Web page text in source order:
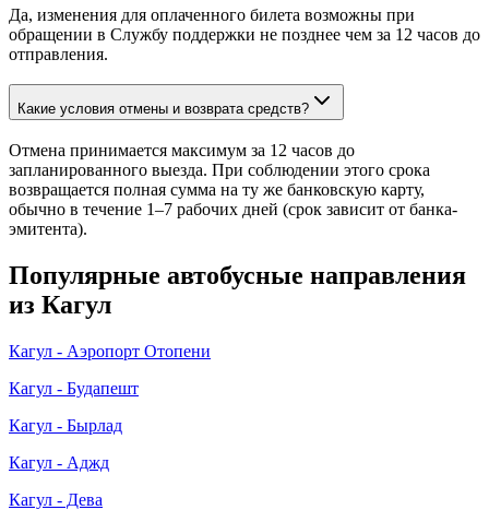
Да, изменения для оплаченного билета возможны при
обращении в Службу поддержки не позднее чем за 12 часов до
отправления.
Какие условия отмены и возврата средств?
Отмена принимается максимум за 12 часов до
запланированного выезда. При соблюдении этого срока
возвращается полная сумма на ту же банковскую карту,
обычно в течение 1–7 рабочих дней (срок зависит от банка-
эмитента).
Популярные автобусные направления
из Кагул
Кагул - Аэропорт Отопени
Кагул - Будапешт
Кагул - Бырлад
Кагул - Аджд
Кагул - Дева